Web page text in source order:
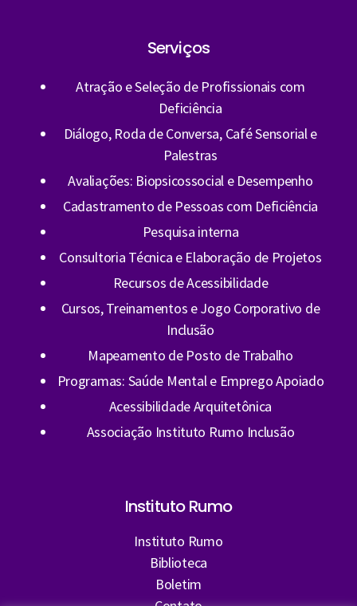
Serviços
Atração e Seleção de Profissionais com
Deficiência
Diálogo, Roda de Conversa, Café Sensorial e
Palestras
Avaliações: Biopsicossocial e Desempenho
Cadastramento de Pessoas com Deficiência
Pesquisa interna
Consultoria Técnica e Elaboração de Projetos
Recursos de Acessibilidade
Cursos, Treinamentos e Jogo Corporativo de
Inclusão
Mapeamento de Posto de Trabalho
Programas: Saúde Mental e Emprego Apoiado
Acessibilidade Arquitetônica
Associação Instituto Rumo Inclusão
Instituto Rumo
Instituto Rumo
Biblioteca
Boletim